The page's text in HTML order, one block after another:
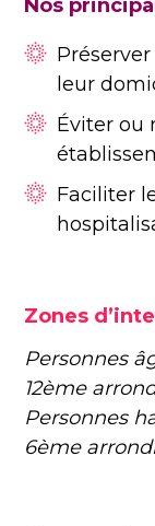
Nos
leur
Éviter ou
Faciliter
Zones
Personnes
12ème
Personnes
6ème